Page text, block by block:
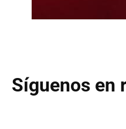
Síguenos en